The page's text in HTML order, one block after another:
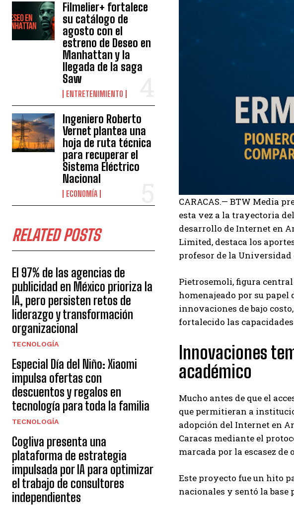
I've read and
comunidades
Nueva Prensa.
Filmelier+ fortalece
su catálogo de
agosto con el
estreno de Deseo en
Manhattan y la
llegada de la saga
Saw
ENTRETENIMIENTO
Ingeniero Roberto
Vernet plantea una
hoja de ruta técnica
para recuperar el
Sistema Eléctrico
Nacional
ECONOMÍA
RELATED POSTS
El 97% de las agencias de
publicidad en México prioriza la
IA, pero persisten retos de
liderazgo y transformación
organizacional
TECNOLOGÍA
Especial Día del Niño: Xiaomi
impulsa ofertas con
descuentos y regalos en
tecnología para toda la familia
TECNOLOGÍA
Cogliva presenta una
plataforma de estrategia
impulsada por IA para optimizar
el trabajo de consultores
independientes
CARACAS.— BTW Media
esta vez a la trayectoria
desarrollo de Internet en
Limited, destaca los
profesor de la Universidad
Pietrosemoli, figura
homenajeado por su
innovaciones de bajo
fortalecido las
Innovaciones
académico
Mucho antes de que el
que permitieran a
adopción del Internet en
Caracas mediante el
marcada por la escasez
Este proyecto fue un hito
nacionales y sentó la